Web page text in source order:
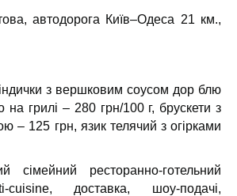
автодорога Київ–Одеса 21 км.,
з вершковим соусом дор блю
грилі – 280 грн/100 г, брускети з
– 125 грн, язик телячий з огірками
сімейний ресторанно-готельний
cuisine, доставка, шоу-подачі,